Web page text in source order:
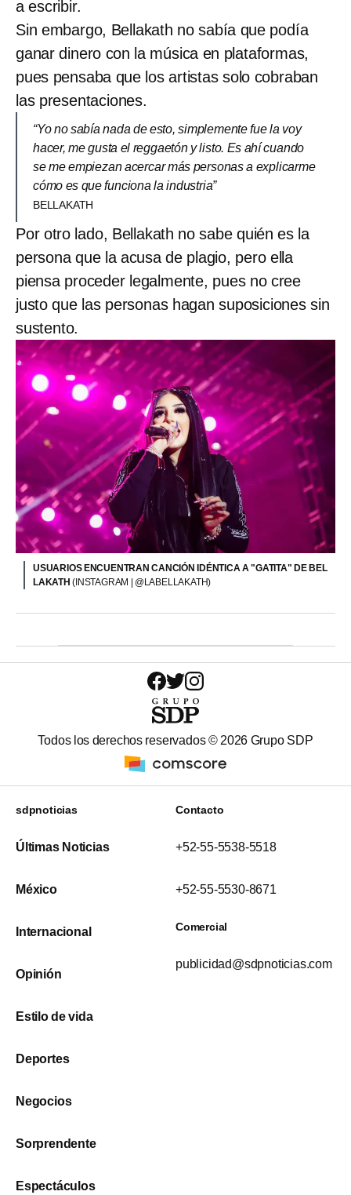
a escribir.
Sin embargo, Bellakath no sabía que podía
ganar dinero con la música en plataformas,
pues pensaba que los artistas solo cobraban
las presentaciones.
“Yo no sabía nada de esto, simplemente fue la voy
hacer, me gusta el reggaetón y listo. Es ahí cuando
se me empiezan acercar más personas a explicarme
cómo es que funciona la industria”
BELLAKATH
Por otro lado, Bellakath no sabe quién es la
persona que la acusa de plagio, pero ella
piensa proceder legalmente, pues no cree
justo que las personas hagan suposiciones sin
sustento.
USUARIOS ENCUENTRAN CANCIÓN IDÉNTICA A "GATITA" DE BEL
LAKATH(INSTAGRAM | @LABELLAKATH)
Todos los derechos reservados © 2026 Grupo SDP
sdpnoticias
Últimas Noticias
México
Internacional
Opinión
Estilo de vida
Deportes
Negocios
Sorprendente
Espectáculos
Contacto
+52-55-5538-5518
+52-55-5530-8671
Comercial
publicidad@sdpnoticias.com